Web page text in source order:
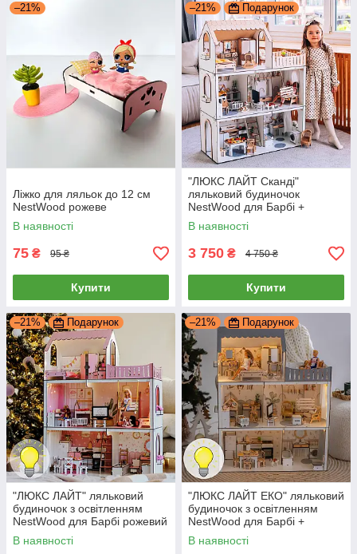
–21%
Ліжко для ляльок до 12 см
NestWood рожеве
В наявності
75 ₴ 95 ₴
Купити
–21% Подарунок
"ЛЮКС ЛАЙТ Сканді"
ляльковий будиночок
NestWood для Барбі +
вітальня
В наявності
3 750 ₴ 4 750 ₴
Купити
–21% Подарунок
"ЛЮКС ЛАЙТ" ляльковий
будиночок з освітленням
NestWood для Барбі рожевий
+ вітальня
В наявності
–21% Подарунок
"ЛЮКС ЛАЙТ ЕКО" ляльковий
будиночок з освітленням
NestWood для Барбі +
вітальня
В наявності